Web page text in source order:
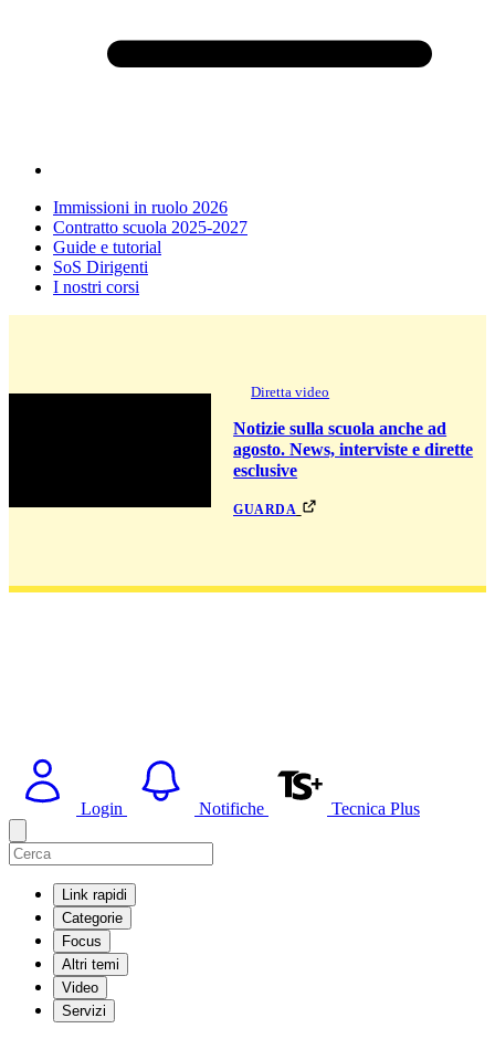
Immissioni in ruolo 2026
Contratto scuola 2025-2027
Guide e tutorial
SoS Dirigenti
I nostri corsi
Diretta video
Notizie sulla scuola anche ad
agosto. News, interviste e dirette
esclusive
guarda
Login Notifiche Tecnica Plus
Link rapidi
Categorie
Focus
Altri temi
Video
Servizi